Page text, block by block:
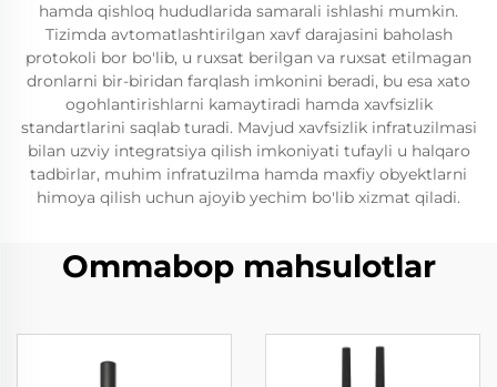
hamda qishloq hududlarida samarali ishlashi mumkin.
Tizimda avtomatlashtirilgan xavf darajasini baholash
protokoli bor bo'lib, u ruxsat berilgan va ruxsat etilmagan
dronlarni bir-biridan farqlash imkonini beradi, bu esa xato
ogohlantirishlarni kamaytiradi hamda xavfsizlik
standartlarini saqlab turadi. Mavjud xavfsizlik infratuzilmasi
bilan uzviy integratsiya qilish imkoniyati tufayli u halqaro
tadbirlar, muhim infratuzilma hamda maxfiy obyektlarni
himoya qilish uchun ajoyib yechim bo'lib xizmat qiladi.
Ommabop mahsulotlar